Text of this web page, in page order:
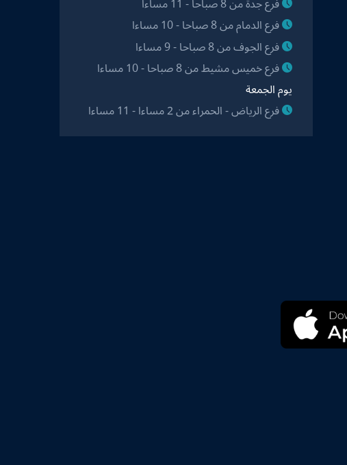
فرع الدمام من 8 صباحا - 10 مساءا
فرع الجوف من 8 صباحا - 9 مساءا
فرع خميس مشيط من 8 صباحا - 10 مساءا
يوم الجمعة
فرع الرياض - الحمراء من 2 مساءا - 11 مساءا